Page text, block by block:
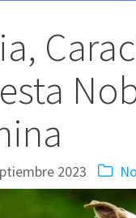
2023